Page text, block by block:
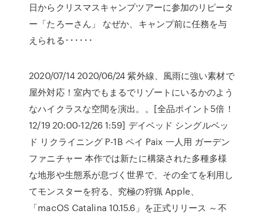
日からクリスマスキャンプツアーに参加のリピータ
ー「たろーさん」 なぜか、キャンプ前に任務を与
えられる･･････
2020/07/14 2020/06/24 紫外線、風雨に強い素材で
屋外対応！室内でもまるでリゾートにいるかのよう
なハイクラスな空間を演出。。[全品ポイント5倍！
12/19 20:00-12/26 1:59] デイベッド シングルベッ
ド リクライニング P-1B ペイ Paix 一人用 ガーデン
ファニチャー 本作では新たに構築された多種多様
な地形や生態系が息づく世界で、その全てを利用し
てモンスターを狩る、究極の狩猟 Apple、
「macOS Catalina 10.15.6」を正式リリース ～不